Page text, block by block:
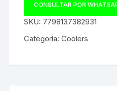
CONSULTAR POR
SKU: 7798137382931
Categoría:Coolers